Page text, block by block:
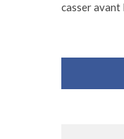
casser avant